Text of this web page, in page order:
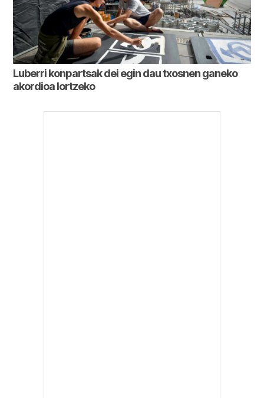
Luberri konpartsak dei egin dau txosnen ganeko
akordioa lortzeko